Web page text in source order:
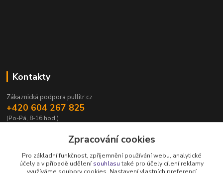
Kontakty
Zákaznická podpora pullitr.cz
+420 604 267 825
(Po-Pá, 8-16 hod.)
Zpracování cookies
Pro základní funkčnost, zpříjemnění používání webu, analytické
účely a v případě udělenísouhlasutaké pro účely cílení reklamy